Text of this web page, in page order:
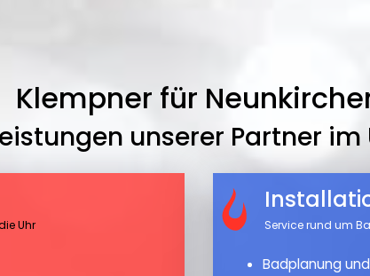
Klempner für
unserer Partner im
Uhr Service rund um
Badplanung